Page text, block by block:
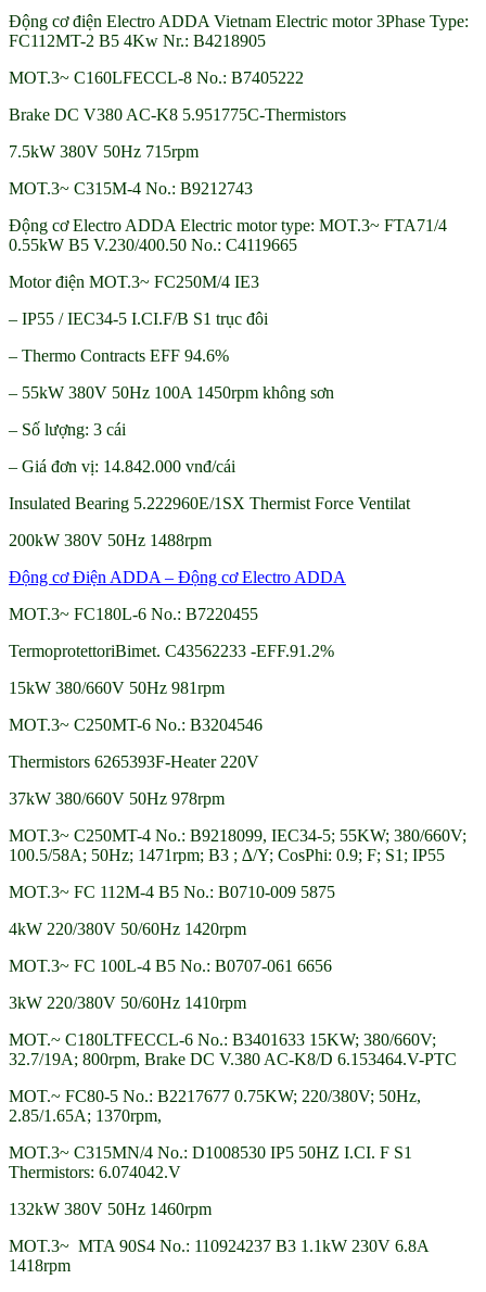
Động cơ điện Electro ADDA Vietnam Electric motor 3Phase Type:
FC112MT-2 B5 4Kw Nr.: B4218905
MOT.3~ C160LFECCL-8 No.: B7405222
Brake DC V380 AC-K8 5.951775C-Thermistors
7.5kW 380V 50Hz 715rpm
MOT.3~ C315M-4 No.: B9212743
Động cơ Electro ADDA Electric motor type: MOT.3~ FTA71/4
0.55kW B5 V.230/400.50 No.: C4119665
Motor điện MOT.3~ FC250M/4 IE3
– IP55 / IEC34-5 I.CI.F/B S1 trục đôi
– Thermo Contracts EFF 94.6%
– 55kW 380V 50Hz 100A 1450rpm không sơn
– Số lượng: 3 cái
– Giá đơn vị: 14.842.000 vnđ/cái
Insulated Bearing 5.222960E/1SX Thermist Force Ventilat
200kW 380V 50Hz 1488rpm
Động cơ Điện ADDA – Động cơ Electro ADDA
MOT.3~ FC180L-6 No.: B7220455
TermoprotettoriBimet. C43562233 -EFF.91.2%
15kW 380/660V 50Hz 981rpm
MOT.3~ C250MT-6 No.: B3204546
Thermistors 6265393F-Heater 220V
37kW 380/660V 50Hz 978rpm
MOT.3~ C250MT-4 No.: B9218099, IEC34-5; 55KW; 380/660V;
100.5/58A; 50Hz; 1471rpm; B3 ; ∆/Y; CosPhi: 0.9; F; S1; IP55
MOT.3~ FC 112M-4 B5 No.: B0710-009 5875
4kW 220/380V 50/60Hz 1420rpm
MOT.3~ FC 100L-4 B5 No.: B0707-061 6656
3kW 220/380V 50/60Hz 1410rpm
MOT.~ C180LTFECCL-6 No.: B3401633 15KW; 380/660V;
32.7/19A; 800rpm, Brake DC V.380 AC-K8/D 6.153464.V-PTC
MOT.~ FC80-5 No.: B2217677 0.75KW; 220/380V; 50Hz,
2.85/1.65A; 1370rpm,
MOT.3~ C315MN/4 No.: D1008530 IP5 50HZ I.CI. F S1
Thermistors: 6.074042.V
132kW 380V 50Hz 1460rpm
MOT.3~ MTA 90S4 No.: 110924237 B3 1.1kW 230V 6.8A
1418rpm